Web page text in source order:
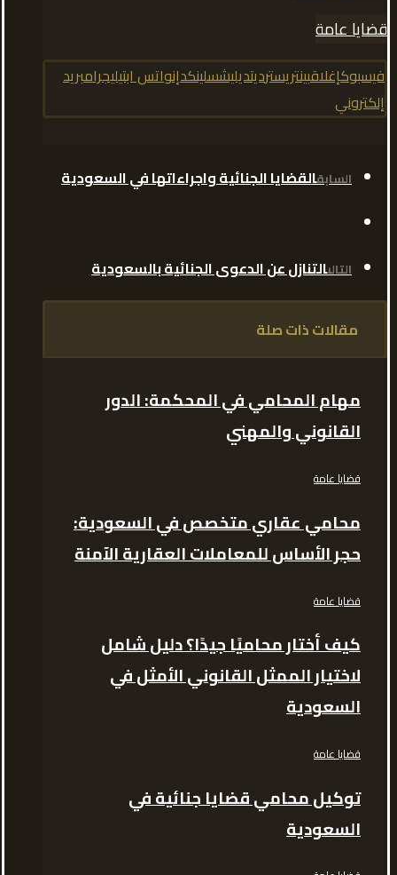
قضايا عامة
فيسبوكإغلاقبينتريسترديتديليشسلينكدإنواتس ابتيليجرامبريد
إلكتروني
السابقالقضايا الجنائية واجراءاتها في السعودية
التالىالتنازل عن الدعوى الجنائية بالسعودية
مقالات ذات صلة
مهام المحامي في المحكمة: الدور
القانوني والمهني
قضايا عامة
محامي عقاري متخصص في السعودية:
حجر الأساس للمعاملات العقارية الآمنة
قضايا عامة
كيف أختار محاميًا جيدًا؟ دليل شامل
لاختيار الممثل القانوني الأمثل في
السعودية
قضايا عامة
توكيل محامي قضايا جنائية في
السعودية